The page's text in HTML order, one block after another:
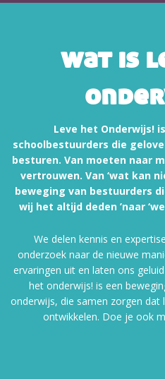
wat is
Leve het Onderwijs!
schoolbestuurders die
besturen. Van moeten naar
vertrouwen. Van ‘wat kan
beweging van bestuurders
wij het altijd deden ’naar
We delen kennis en
onderzoek naar de nieuwe
ervaringen uit en laten ons
het onderwijs! is een
onderwijs, die samen zorgen dat
ontwikkelen. Doe je ook